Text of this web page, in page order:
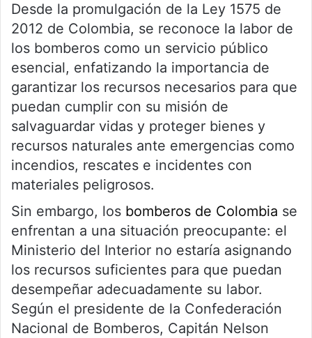
Desde la promulgación de la Ley 1575 de
2012 de Colombia, se reconoce la labor de
los bomberos como un servicio público
esencial, enfatizando la importancia de
garantizar los recursos necesarios para que
puedan cumplir con su misión de
salvaguardar vidas y proteger bienes y
recursos naturales ante emergencias como
incendios, rescates e incidentes con
materiales peligrosos.
Sin embargo, los bomberos de Colombia se
enfrentan a una situación preocupante: el
Ministerio del Interior no estaría asignando
los recursos suficientes para que puedan
desempeñar adecuadamente su labor.
Según el presidente de la Confederación
Nacional de Bomberos, Capitán Nelson